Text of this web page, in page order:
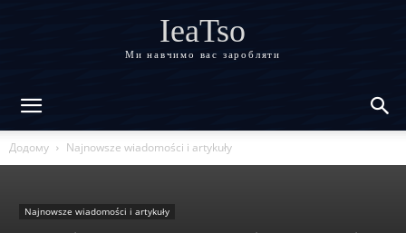
IeaTso
Ми навчимо вас заробляти
Додому Najnowsze wiadomości i artykuły
Najnowsze wiadomości i artykuły